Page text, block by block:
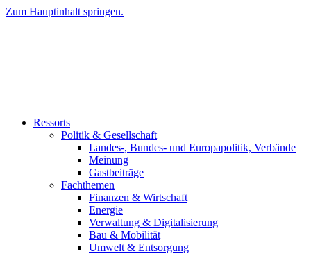
Zum Hauptinhalt springen.
Ressorts
Politik & Gesellschaft
Landes-, Bundes- und Europapolitik, Verbände
Meinung
Gastbeiträge
Fachthemen
Finanzen & Wirtschaft
Energie
Verwaltung & Digitalisierung
Bau & Mobilität
Umwelt & Entsorgung